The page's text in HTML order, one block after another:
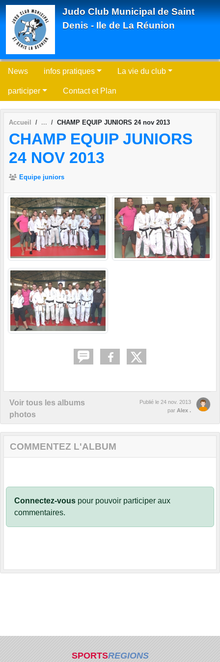
Judo Club Municipal de Saint
Denis - Ile de La Réunion
News infos pratiques La vie du club
participer Contact et Plan
Accueil CHAMP EQUIP JUNIORS 24 nov 2013
CHAMP EQUIP JUNIORS
24 NOV 2013
Equipe juniors
Voir tous les albums
photos
Publié le 24 nov. 2013
par Alex .
COMMENTEZ L'ALBUM
Connectez-vous pour pouvoir participer aux
commentaires.
SPORTSREGIONS
Panneau de gestion des cookies